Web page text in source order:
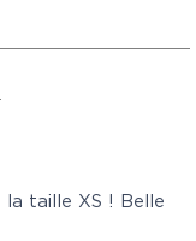
la taille XS ! Belle